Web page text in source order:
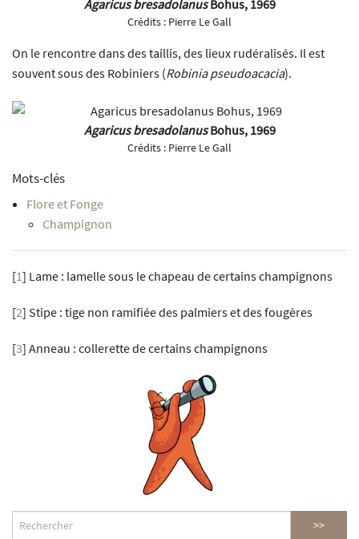
Agaricus bresadolanusBohus, 1969
Crédits : Pierre Le Gall
On le rencontre dans des taillis, des lieux rudéralisés. Il est
souvent sous des Robiniers (Robinia pseudoacacia).
Agaricus bresadolanusBohus, 1969
Crédits : Pierre Le Gall
Mots-clés
Flore et Fonge
Champignon
[1] Lame : lamelle sous le chapeau de certains champignons
[2] Stipe : tige non ramifiée des palmiers et des fougères
[3] Anneau : collerette de certains champignons